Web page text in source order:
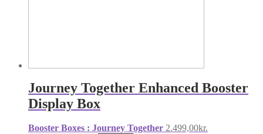
Journey Together Enhanced Booster
Display Box
Booster Boxes : Journey Together 2.499,00kr.